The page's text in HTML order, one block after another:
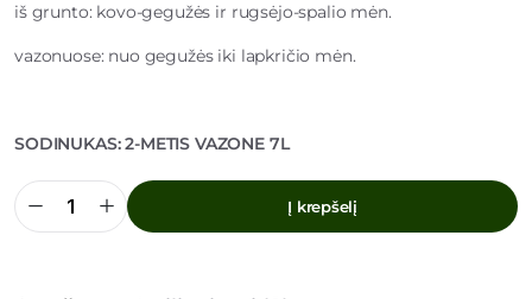
iš grunto: kovo-gegužės ir rugsėjo-spalio mėn.
vazonuose: nuo gegužės iki lapkričio mėn.
SODINUKAS: 2-METIS VAZONE 7L
Trešnė
Sweetheart
Į krepšelį